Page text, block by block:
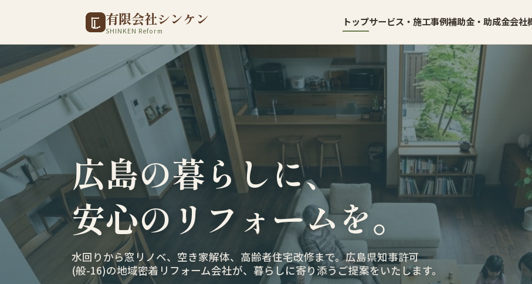
有限会社シンケン
SHINKEN Reform
トップサービス・施工事例補助金・助成金会社
広島の暮らしに、
安心のリフォームを。
水回りから窓リノベ、空き家解体、高齢者住宅改修まで。広島県知事許可
(般-16)の地域密着リフォーム会社が、暮らしに寄り添うご提案をいたします。